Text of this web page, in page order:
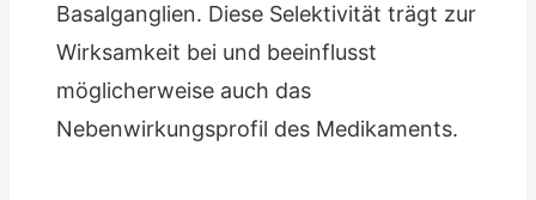
Basalganglien. Diese Selektivität trägt zur
Wirksamkeit bei und beeinflusst
möglicherweise auch das
Nebenwirkungsprofil des Medikaments.